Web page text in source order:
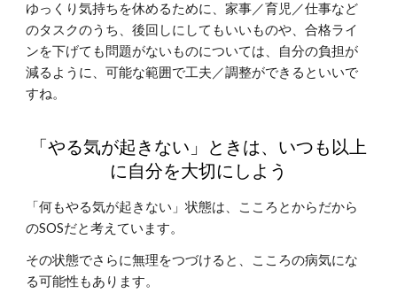
ゆっくり気持ちを休めるために、家事／育児／仕事など
のタスクのうち、後回しにしてもいいものや、合格ライ
ンを下げても問題がないものについては、自分の負担が
減るように、可能な範囲で工夫／調整ができるといいで
すね。
「やる気が起きない」ときは、いつも以上
に自分を大切にしよう
「何もやる気が起きない」状態は、こころとからだから
のSOSだと考えています。
その状態でさらに無理をつづけると、こころの病気にな
る可能性もあります。